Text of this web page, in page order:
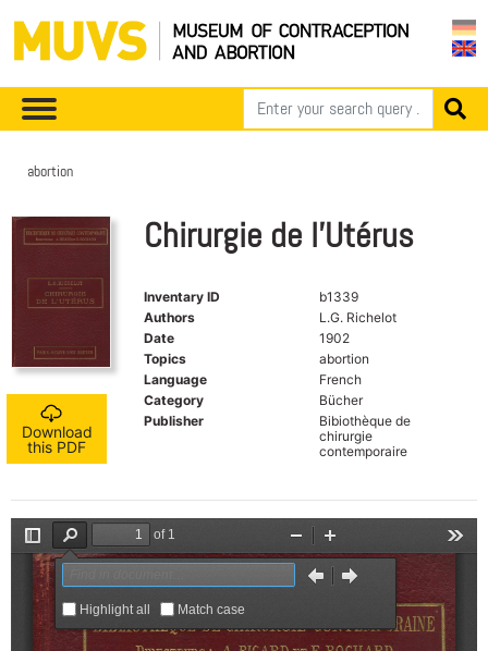
abortion
Download
this PDF
Chirurgie de l'Utérus
Inventary ID
b1339
Authors
L.G. Richelot
Date
1902
Topics
abortion
Language
French
Category
Bücher
Publisher
Bibiothèque de
chirurgie
contemporaire